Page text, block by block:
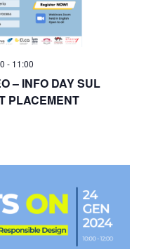
- 11:00
– INFO DAY SUL
PLACEMENT